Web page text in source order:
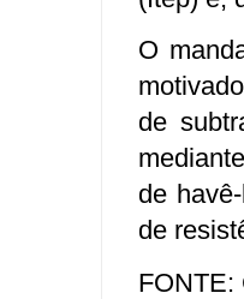
O
de
de
de
FONTE: